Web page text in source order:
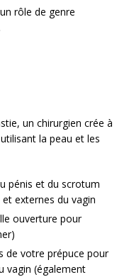
rôle de genre
un chirurgien crée à
la peau et les
pénis et du scrotum
externes du vagin
ouverture pour
de votre prépuce pour
vagin (également